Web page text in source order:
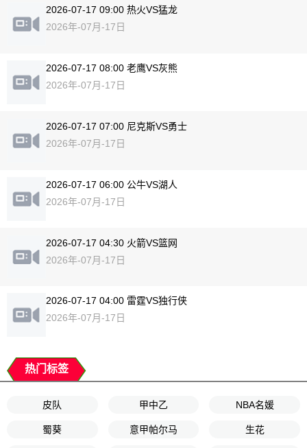
2026-07-17 09:00 热火VS猛龙
2026年-07月-17日
2026-07-17 08:00 老鹰VS灰熊
2026年-07月-17日
2026-07-17 07:00 尼克斯VS勇士
2026年-07月-17日
2026-07-17 06:00 公牛VS湖人
2026年-07月-17日
2026-07-17 04:30 火箭VS篮网
2026年-07月-17日
2026-07-17 04:00 雷霆VS独行侠
2026年-07月-17日
热门标签
皮队 甲中乙 NBA名媛
蜀葵 意甲帕尔马 生花